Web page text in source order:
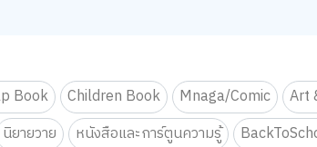
Book Children Book Mnaga/Comic Art
นิยายวาย หนังสือและการ์ตูนความรู้